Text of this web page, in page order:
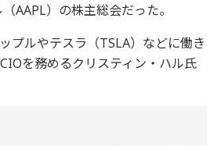
AAPL）の株主総会だった。
プルやテスラ（TSLA）などに働き
を務めるクリスティン・ハル氏